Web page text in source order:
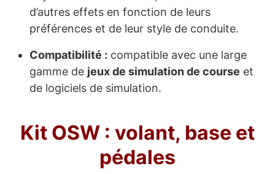
d’autres effets en fonction de leurs
préférences et de leur style de conduite.
Compatibilité : compatible avec une large
gamme de jeux de simulation de course et
de logiciels de simulation.
Kit OSW : volant, base et
pédales